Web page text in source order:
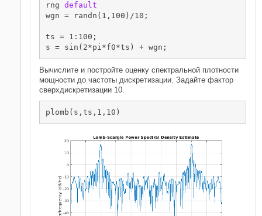
rng default
wgn = randn(1,100)/10;
ts = 1:100;
s = sin(2*pi*f0*ts) + wgn;
Вычислите и постройте оценку спектральной плотности
мощности до частоты дискретизации. Задайте фактор
сверхдискретизации 10.
plomb(s,ts,1,10)